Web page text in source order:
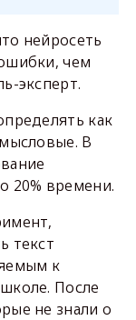
нейросеть
чем
эксперт.
как
В
20% времени.
текст
к
После
не знали о